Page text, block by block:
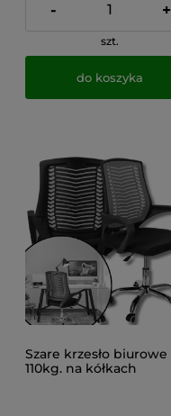
- +
szt.
do koszyka
Szare krzesło biurowe
110kg. na kółkach